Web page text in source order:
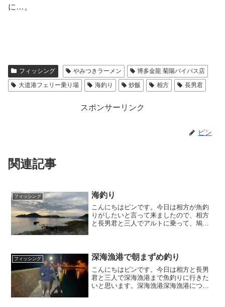
に…。
フィッシング やみつきラーメン
博多金龍 菊陽バイパス店
大道港フェリー乗り場
海釣り 炒飯 相方 長男君
スポンサーリンク
ピン
関連記事
フィッシング 海釣り
こんにちはピンです。今日は相方が魚釣
りがしたいと言って来ましたので、相方
と長男君と三人でアルトに乗って、鳩の
フィッシング 深海漁港で朝まずめ釣り
こんにちはピンです。今日は相方と長男
君と三人で深海漁港まで魚釣りに行きた
いと思います。深海漁港深海漁港につい